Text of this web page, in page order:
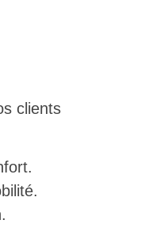
clients